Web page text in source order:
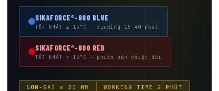
SIKAFORCE®-800 BLUE
TỐT NHẤT ≤ 15°C — sanding 15–40 phút
SIKAFORCE®-800 RED
TỐT NHẤT > 15°C — phiên bản nhiệt đới
NON-SAG ≤ 20 MM WORKING TIME 2 PHÚT